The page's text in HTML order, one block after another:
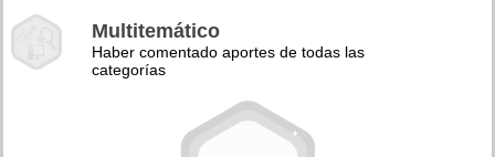
Multitemático
Haber comentado aportes de todas las
categorías